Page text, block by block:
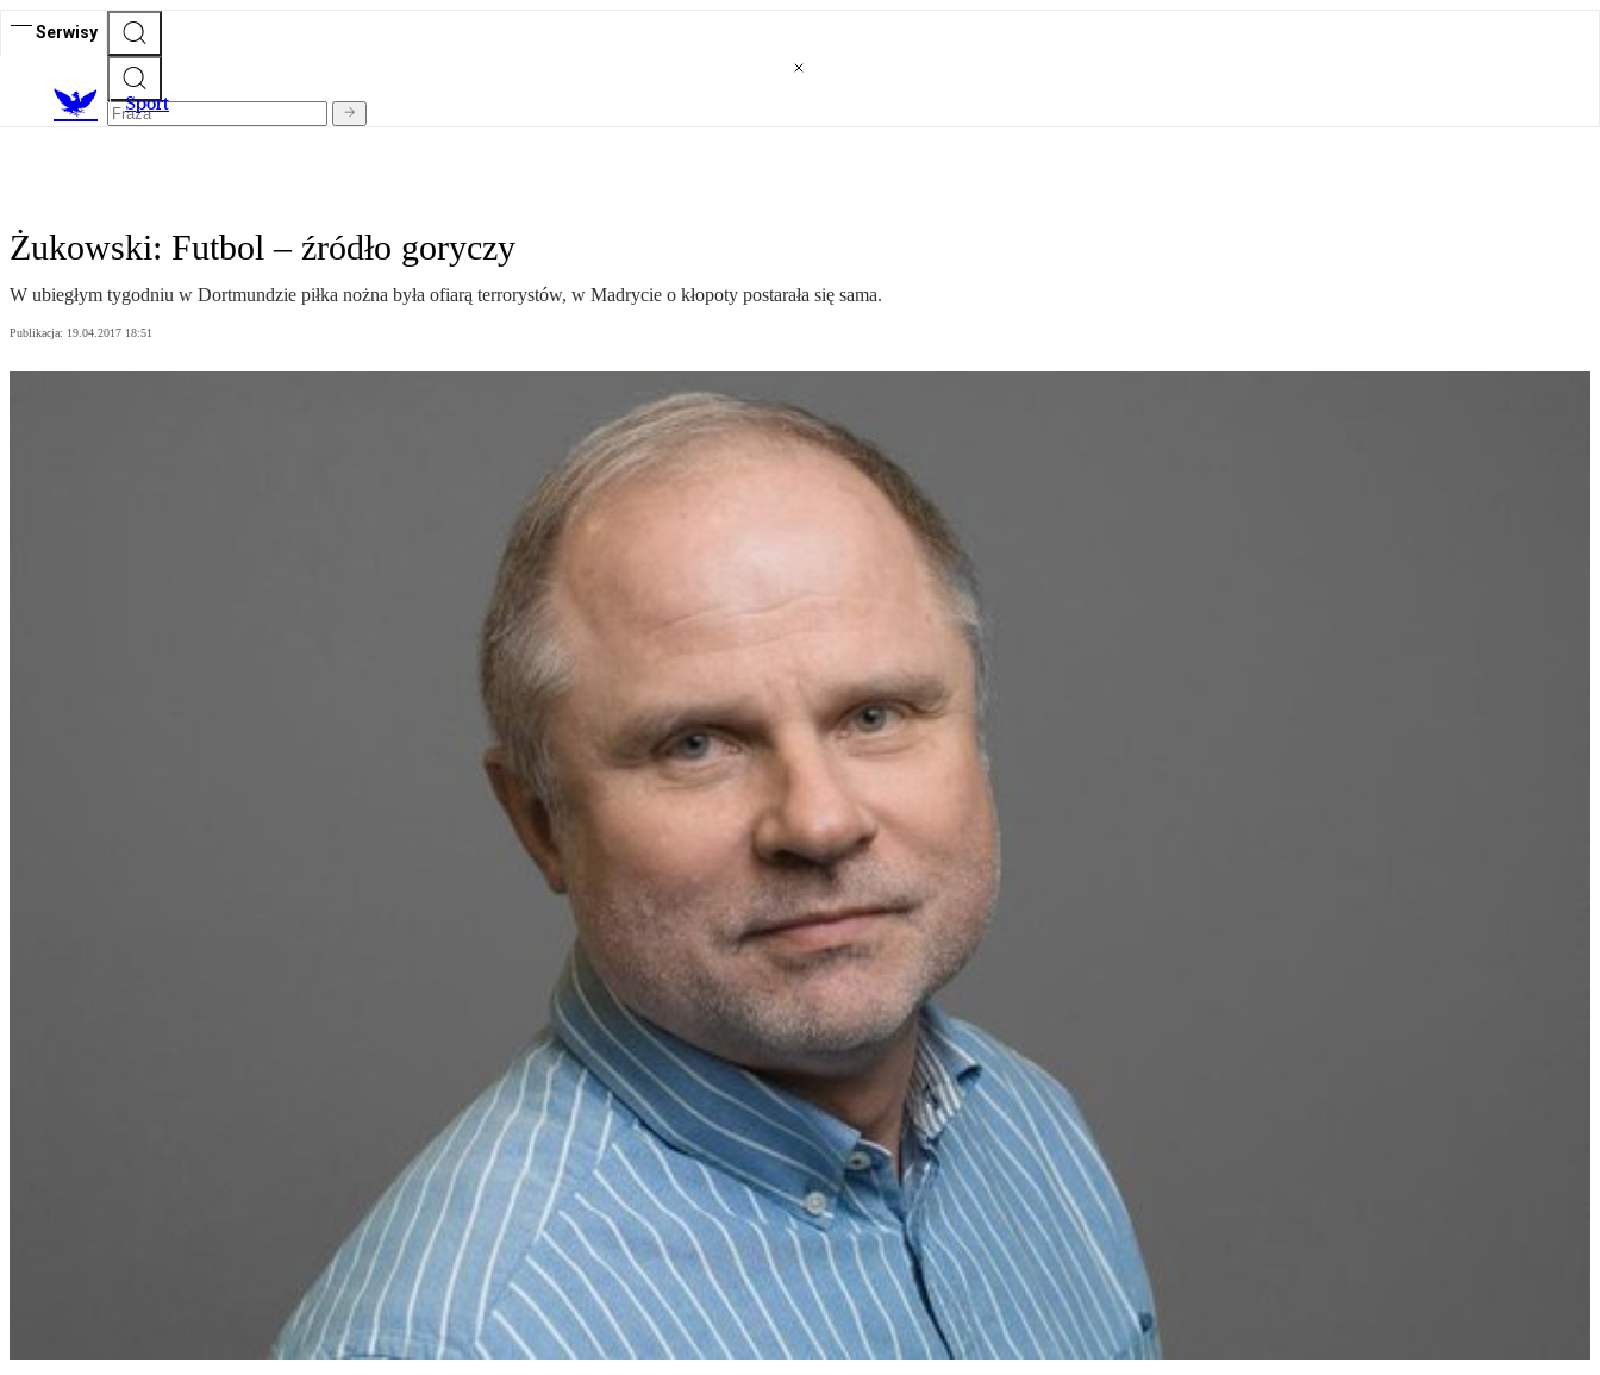
Serwisy
Sport
Żukowski: Futbol – źródło goryczy
W ubiegłym tygodniu w Dortmundzie piłka nożna była ofiarą terrorystów, w Madrycie o kłopoty postarała się sama.
Publikacja: 19.04.2017 18:51